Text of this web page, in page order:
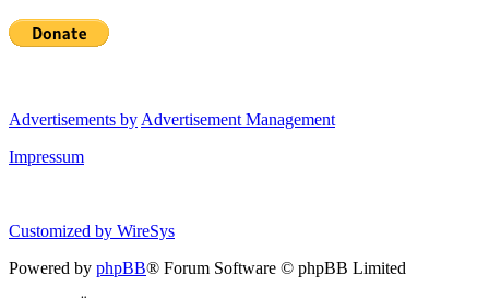
Advertisements by Advertisement Management
Impressum
Customized by WireSys
Powered by phpBB® Forum Software © phpBB Limited